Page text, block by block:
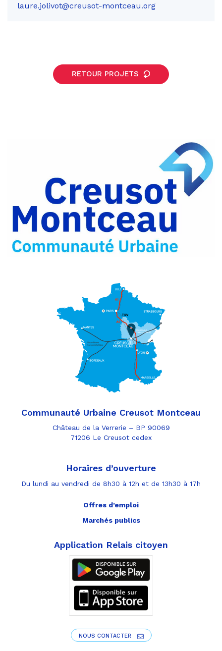
laure.jolivot@creusot-montceau.org
mail
RETOUR PROJETS
Communauté Urbaine Creusot Montceau
Château de la Verrerie – BP 90069
71206 Le Creusot cedex
Horaires d’ouverture
Du lundi au vendredi de 8h30 à 12h et de 13h30 à 17h
Offres d’emploi
Marchés publics
Application Relais citoyen
NOUS CONTACTER